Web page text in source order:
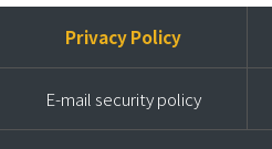
Privacy Policy
E-mail security policy